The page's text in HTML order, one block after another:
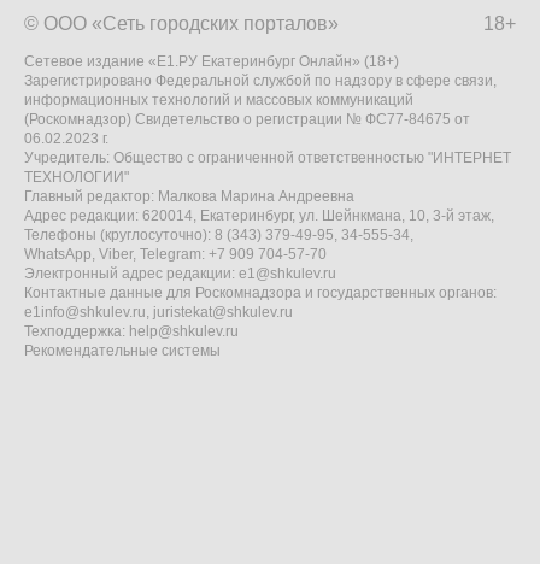
18+
© ООО «Сеть городских порталов»
Сетевое издание «Е1.РУ Екатеринбург Онлайн» (18+)
Зарегистрировано Федеральной службой по надзору в сфере связи,
информационных технологий и массовых коммуникаций
(Роскомнадзор) Свидетельство о регистрации № ФС77-84675 от
06.02.2023 г.
Учредитель: Общество с ограниченной ответственностью "ИНТЕРНЕТ
ТЕХНОЛОГИИ"
Главный редактор: Малкова Марина Андреевна
Адрес редакции: 620014, Екатеринбург, ул. Шейнкмана, 10, 3-й этаж,
Телефоны (круглосуточно): 8 (343) 379-49-95, 34-555-34,
WhatsApp, Viber, Telegram: +7 909 704-57-70
Электронный адрес редакции: e1@shkulev.ru
Контактные данные для Роскомнадзора и государственных органов:
e1info@shkulev.ru, juristekat@shkulev.ru
Техподдержка: help@shkulev.ru
Рекомендательные системы